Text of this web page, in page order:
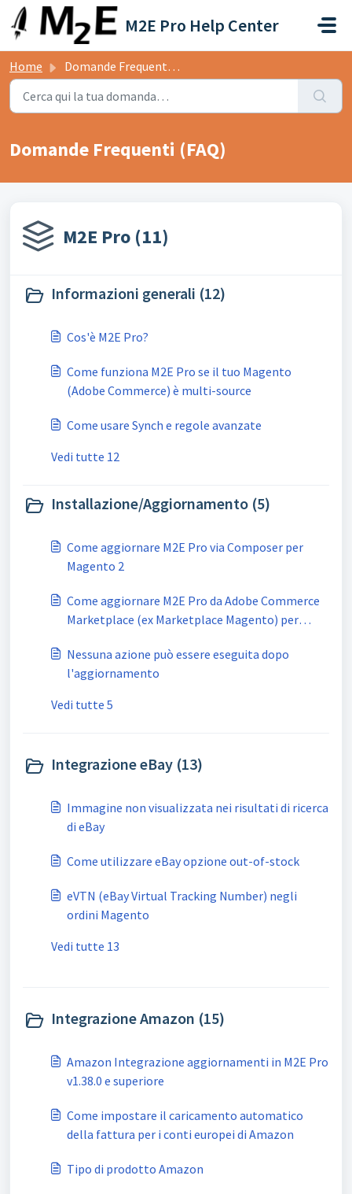
Salta al contenuto principale
M2E Pro Help Center
Home Domande Frequenti (FAQ)
Domande Frequenti (FAQ)
M2E Pro (11)
Informazioni generali (12)
Cos'è M2E Pro?
Come funziona M2E Pro se il tuo Magento
(Adobe Commerce) è multi-source
Come usare Synch e regole avanzate
Vedi tutte 12
Installazione/Aggiornamento (5)
Come aggiornare M2E Pro via Composer per
Magento 2
Come aggiornare M2E Pro da Adobe Commerce
Marketplace (ex Marketplace Magento) per
Nessuna azione può essere eseguita dopo
l'aggiornamento
Vedi tutte 5
Integrazione eBay (13)
Immagine non visualizzata nei risultati di ricerca
di eBay
Come utilizzare eBay opzione out-of-stock
eVTN (eBay Virtual Tracking Number) negli
ordini Magento
Vedi tutte 13
Integrazione Amazon (15)
Amazon Integrazione aggiornamenti in M2E Pro
v1.38.0 e superiore
Come impostare il caricamento automatico
della fattura per i conti europei di Amazon
Tipo di prodotto Amazon